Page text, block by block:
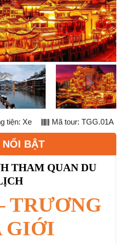
Next
Next
tiện: Xe Mã tour: TGG.01A
BẬT
THAM QUAN DU
TRƯƠNG
GIỚI